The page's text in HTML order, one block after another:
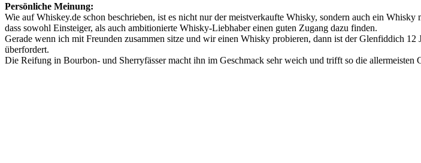
Persönliche Meinung:
Wie auf Whiskey.de schon beschrieben, ist es nicht nur der meistverkaufte Whisky, sondern auch ein
dass sowohl Einsteiger, als auch ambitionierte Whisky-Liebhaber einen guten Zugang dazu finden.
Gerade wenn ich mit Freunden zusammen sitze und wir einen Whisky probieren, dann ist der Glenfiddich
überfordert.
Die Reifung in Bourbon- und Sherryfässer macht ihn im Geschmack sehr weich und trifft so die allermeisten